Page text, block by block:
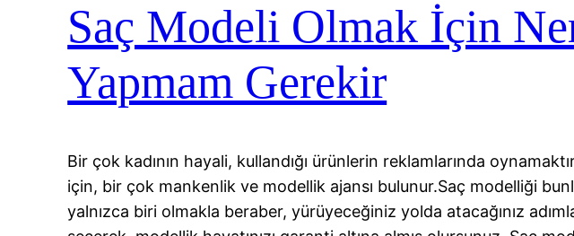
Saç Modeli Olmak İçin
Yapmam Gerekir
Bir çok kadının hayali, kullandığı ürünlerin reklamlarında
için, bir çok mankenlik ve modellik ajansı bulunur.Saç modelliği
yalnızca biri olmakla beraber, yürüyeceğiniz yolda atacağınız